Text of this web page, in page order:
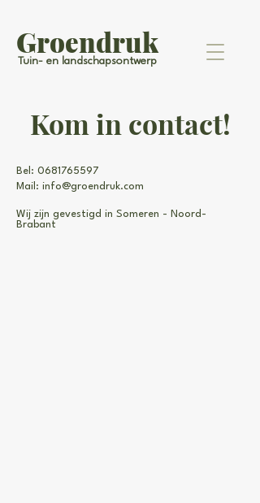
Tuin- en landschapsontwerp
Groendruk
Kom in contact!
Bel: 0681765597
Mail: info@groendruk.com
Wij zijn gevestigd in Someren - Noord-
Brabant